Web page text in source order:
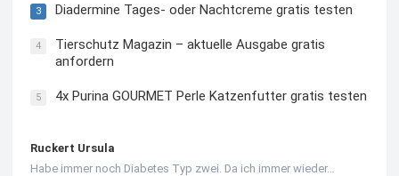
3 Diadermine Tages- oder Nachtcreme gratis testen
4
Tierschutz Magazin – aktuelle Ausgabe gratis
anfordern
5 4x Purina GOURMET Perle Katzenfutter gratis testen
Ruckert Ursula
Habe immer noch Diabetes Typ zwei. Da ich immer wieder…